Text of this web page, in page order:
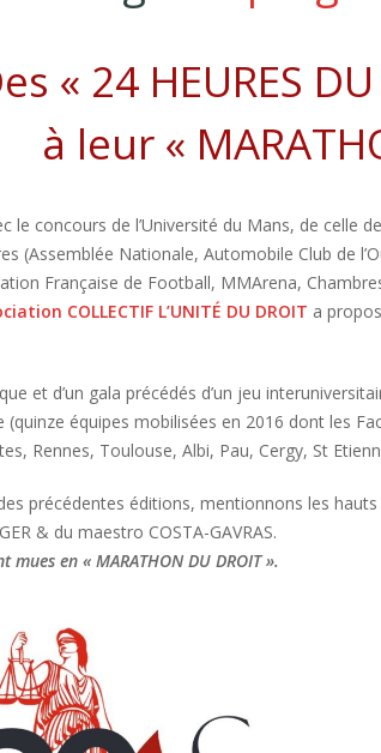
« 24 HEURES
à leur «
le concours de l’Université du Mans, de celle
(Assemblée Nationale, Automobile Club de
Française de Football, MMArena,
COLLECTIF L’UNITÉ DU DROIT a
et d’un gala précédés d’un jeu
équipes mobilisées en 2016 dont les
Rennes, Toulouse, Albi, Pau, Cergy, St
précédentes éditions, mentionnons les
& du maestro COSTA-GAVRAS.
en « MARATHON DU DROIT ».